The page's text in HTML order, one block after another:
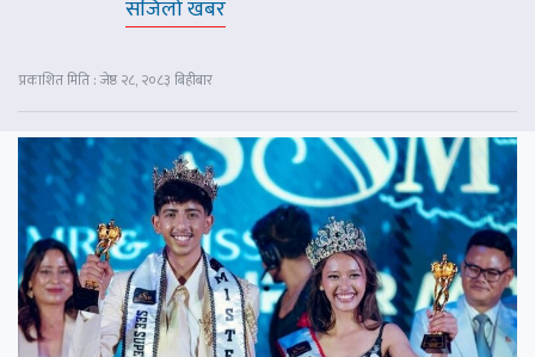
सजिलो खबर
प्रकाशित मिति : जेष्ठ २८, २०८३ बिहीबार